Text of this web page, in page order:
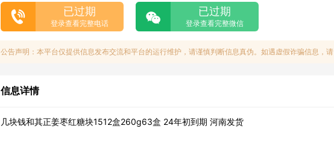
已过期
登录查看完整电话
已过期
登录查看完整微信
公告声明：本平台仅提供信息发布交流和平台的运行维护，请谨慎判断信息真伪。如遇虚假诈骗信息，请
信息详情
几块钱和其正姜枣红糖块1512盒260g63盒 24年初到期 河南发货